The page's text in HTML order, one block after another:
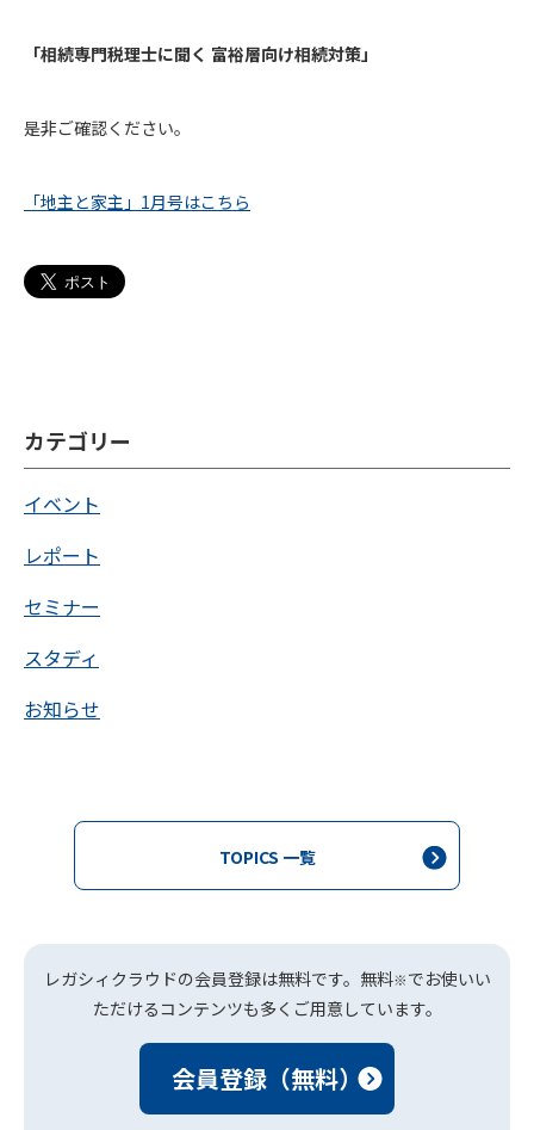
「相続専門税理士に聞く 富裕層向け相続対策」
是非ご確認ください。
「地主と家主」1月号はこちら
カテゴリー
イベント
レポート
セミナー
スタディ
お知らせ
TOPICS 一覧
レガシィクラウドの会員登録は無料です。無料※でお使いい
ただけるコンテンツも多くご用意しています。
会員登録（無料）